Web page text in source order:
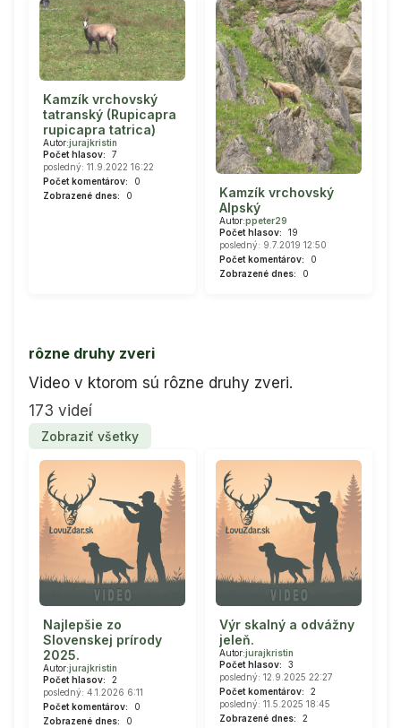
Kamzík vrchovský
tatranský (Rupicapra
rupicapra tatrica)
Autor:jurajkristin
Počet hlasov:
7
posledný: 11.9.2022 16:22
Počet komentárov:
0
Zobrazené dnes:
0
Kamzík vrchovský
Alpský
Autor:ppeter29
Počet hlasov:
19
posledný: 9.7.2019 12:50
Počet komentárov:
0
Zobrazené dnes:
0
rôzne druhy zveri
Video v ktorom sú rôzne druhy zveri.
173 videí
Zobraziť všetky
Najlepšie zo
Slovenskej prírody
2025.
Autor:jurajkristin
Počet hlasov:
2
posledný: 4.1.2026 6:11
Počet komentárov:
0
Zobrazené dnes:
0
Výr skalný a odvážny
jeleň.
Autor:jurajkristin
Počet hlasov:
3
posledný: 12.9.2025 22:27
Počet komentárov:
2
posledný: 11.5.2025 18:45
Zobrazené dnes:
2